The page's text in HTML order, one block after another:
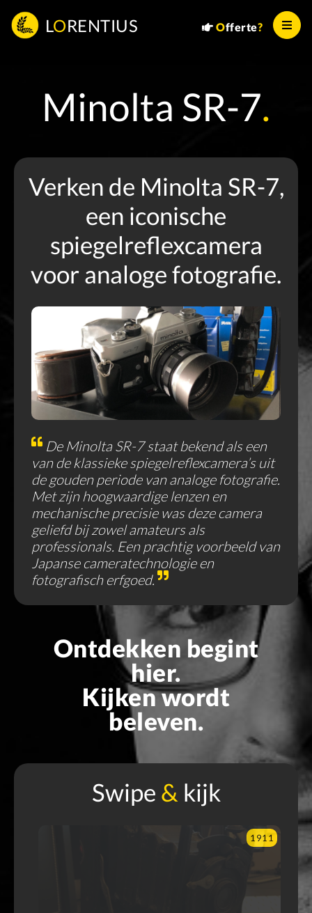
L ORENTIUS Offerte?
Minolta SR-7.
Verken de Minolta SR-7,
een iconische
spiegelreflexcamera
voor analoge fotografie.
De Minolta SR-7 staat bekend als een
van de klassieke spiegelreflexcamera’s uit
de gouden periode van analoge fotografie.
Met zijn hoogwaardige lenzen en
mechanische precisie was deze camera
geliefd bij zowel amateurs als
professionals. Een prachtig voorbeeld van
Japanse cameratechnologie en
fotografisch erfgoed.
Ontdekken begint
hier.
Kijken wordt
beleven.
Swipe & kijk
1911